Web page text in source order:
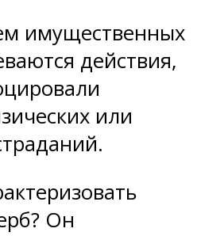
имущественных
действия,
или
Он